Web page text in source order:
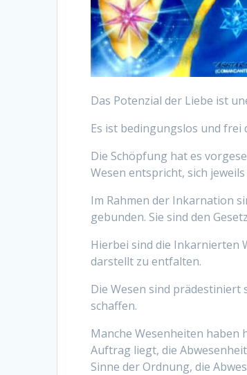
Das Potenzial der Liebe ist
Es ist bedingungslos und frei
Die Schöpfung hat es
Wesen entspricht, sich
Im Rahmen der Inkarnation
gebunden. Sie sind den
Hierbei sind die Inkarnierten
darstellt zu entfalten.
Die Wesen sind prädestiniert
schaffen.
Manche Wesenheiten haben
Auftrag liegt, die
Sinne der Ordnung, die